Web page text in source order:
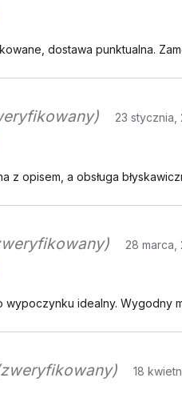
dostawa punktualna.
23 stycznia,
z opisem, a obsługa
28 marca,
wypoczynku idealny. Wygodny
18